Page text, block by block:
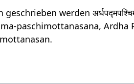
werden
paschimottanasana, Ardha